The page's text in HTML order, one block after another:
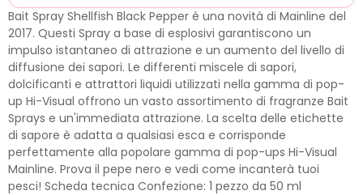
Bait Spray Shellfish Black Pepper è una novità di Mainline del
2017. Questi Spray a base di esplosivi garantiscono un
impulso istantaneo di attrazione e un aumento del livello di
diffusione dei sapori. Le differenti miscele di sapori,
dolcificanti e attrattori liquidi utilizzati nella gamma di pop-
up Hi-Visual offrono un vasto assortimento di fragranze Bait
Sprays e un'immediata attrazione. La scelta delle etichette
di sapore è adatta a qualsiasi esca e corrisponde
perfettamente alla popolare gamma di pop-ups Hi-Visual
Mainline. Prova il pepe nero e vedi come incanterà tuoi
pesci! Scheda tecnica Confezione: 1 pezzo da 50 ml